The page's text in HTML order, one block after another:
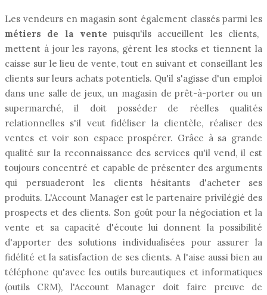
Les vendeurs en magasin sont également classés parmi les
métiers de la ventepuisqu'ils accueillent les clients,
mettent à jour les rayons, gèrent les stocks et tiennent la
caisse sur le lieu de vente, tout en suivant et conseillant les
clients sur leurs achats potentiels. Qu'il s'agisse d'un emploi
dans une salle de jeux, un magasin de prêt-à-porter ou un
supermarché, il doit posséder de réelles qualités
relationnelles s'il veut fidéliser la clientèle, réaliser des
ventes et voir son espace prospérer. Grâce à sa grande
qualité sur la reconnaissance des services qu'il vend, il est
toujours concentré et capable de présenter des arguments
qui persuaderont les clients hésitants d'acheter ses
produits. L'Account Manager est le partenaire privilégié des
prospects et des clients. Son goût pour la négociation et la
vente et sa capacité d'écoute lui donnent la possibilité
d'apporter des solutions individualisées pour assurer la
fidélité et la satisfaction de ses clients. A l'aise aussi bien au
téléphone qu'avec les outils bureautiques et informatiques
(outils CRM), l'Account Manager doit faire preuve de